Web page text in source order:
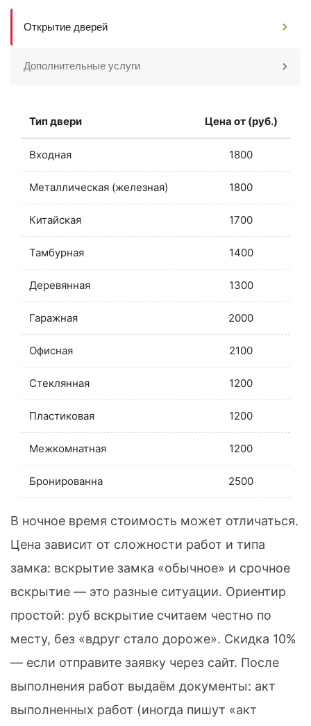
Открытие дверей
Дополнительные услуги
Тип двери Цена от (руб.)
Входная 1800
Металлическая (железная) 1800
Китайская 1700
Тамбурная 1400
Деревянная 1300
Гаражная 2000
Офисная 2100
Стеклянная 1200
Пластиковая 1200
Межкомнатная 1200
Бронированна 2500
В ночное время стоимость может отличаться.
Цена зависит от сложности работ и типа
замка: вскрытие замка «обычное» и срочное
вскрытие — это разные ситуации. Ориентир
простой: руб вскрытие считаем честно по
месту, без «вдруг стало дороже». Скидка 10%
— если отправите заявку через сайт. После
выполнения работ выдаём документы: акт
выполненных работ (иногда пишут «акт